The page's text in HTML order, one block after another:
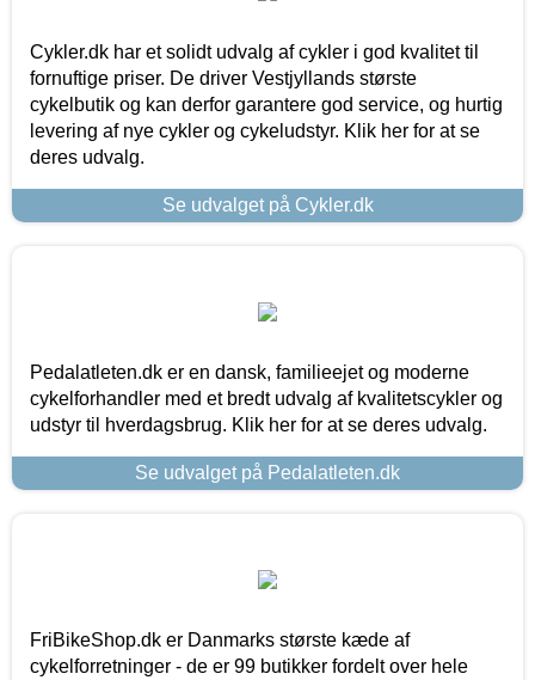
Cykler.dk har et solidt udvalg af cykler i god kvalitet til
fornuftige priser. De driver Vestjyllands største
cykelbutik og kan derfor garantere god service, og hurtig
levering af nye cykler og cykeludstyr. Klik her for at se
deres udvalg.
Se udvalget på Cykler.dk
Pedalatleten.dk er en dansk, familieejet og moderne
cykelforhandler med et bredt udvalg af kvalitetscykler og
udstyr til hverdagsbrug. Klik her for at se deres udvalg.
Se udvalget på Pedalatleten.dk
FriBikeShop.dk er Danmarks største kæde af
cykelforretninger - de er 99 butikker fordelt over hele